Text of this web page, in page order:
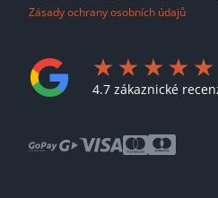
Zásady ochrany osobních údajů
4.7 zákaznické